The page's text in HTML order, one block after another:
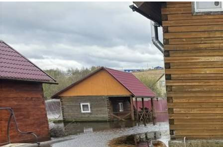
Краевые спасатели
продолжают работать в
населённых пунктах,
пострадавших от
паводка